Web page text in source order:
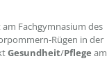
Fachgymnasium des
Rügen in der
Gesundheit/Pflege am